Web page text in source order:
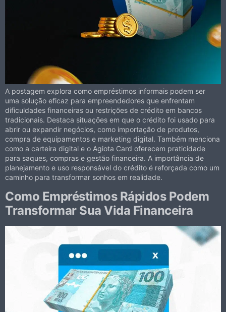
A postagem explora como empréstimos informais podem ser
uma solução eficaz para empreendedores que enfrentam
dificuldades financeiras ou restrições de crédito em bancos
tradicionais. Destaca situações em que o crédito foi usado para
abrir ou expandir negócios, como importação de produtos,
compra de equipamentos e marketing digital. Também menciona
como a carteira digital e o Agiota Card oferecem praticidade
para saques, compras e gestão financeira. A importância de
planejamento e uso responsável do crédito é reforçada como um
caminho para transformar sonhos em realidade.
Como Empréstimos Rápidos Podem
Transformar Sua Vida Financeira